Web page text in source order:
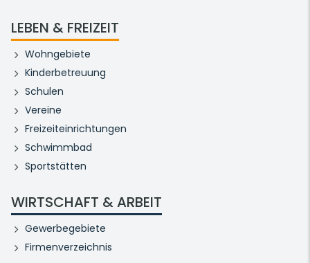
LEBEN & FREIZEIT
Wohngebiete
Kinderbetreuung
Schulen
Vereine
Freizeiteinrichtungen
Schwimmbad
Sportstätten
WIRTSCHAFT & ARBEIT
Gewerbegebiete
Firmenverzeichnis